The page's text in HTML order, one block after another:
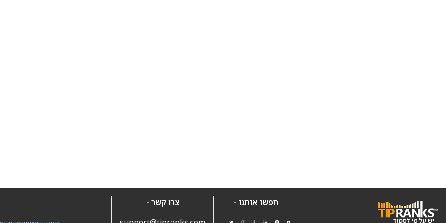
חפשו אותנו -
צרו קשר -